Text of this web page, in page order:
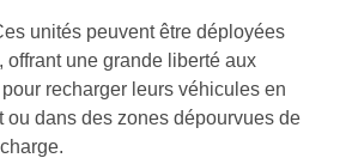
unités peuvent être déployées
offrant une grande liberté aux
recharger leurs véhicules en
ou dans des zones dépourvues de